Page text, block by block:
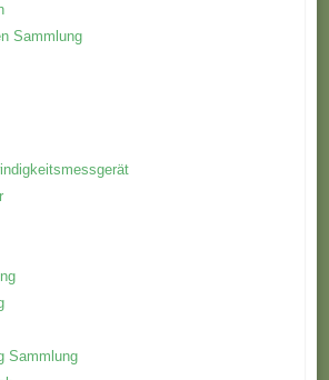
Sammlung
Sammlung